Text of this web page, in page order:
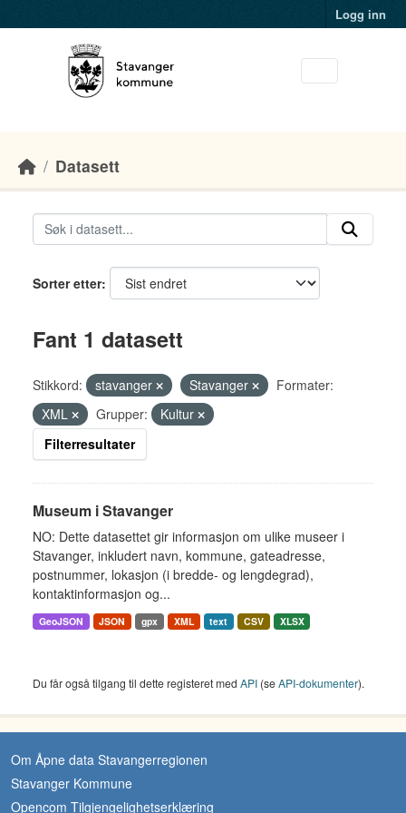
Logg inn
Datasett
Sorter etter
Fant 1 datasett
Stikkord: stavanger Stavanger
Formater:
XML
Grupper:
Kultur
Filterresultater
Museum i Stavanger
NO: Dette datasettet gir informasjon om ulike museer i
Stavanger, inkludert navn, kommune, gateadresse,
postnummer, lokasjon (i bredde- og lengdegrad),
kontaktinformasjon og...
GeoJSON JSON gpx XML text CSV XLSX
Du får også tilgang til dette registeret med API (seAPI-dokumenter).
Om Åpne data Stavangerregionen
Stavanger Kommune
Opencom Tilgjengelighetserklæring